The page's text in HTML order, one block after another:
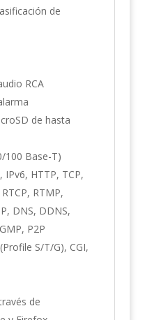
de
RCA
de hasta
100 Base-T)
HTTP, TCP,
RTMP,
DNS, DDNS,
P2P
S/T/G), CGI,
de